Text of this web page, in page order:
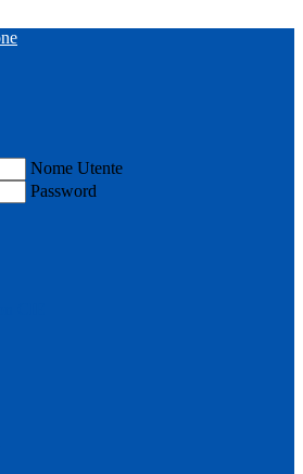
Nome Utente
Password